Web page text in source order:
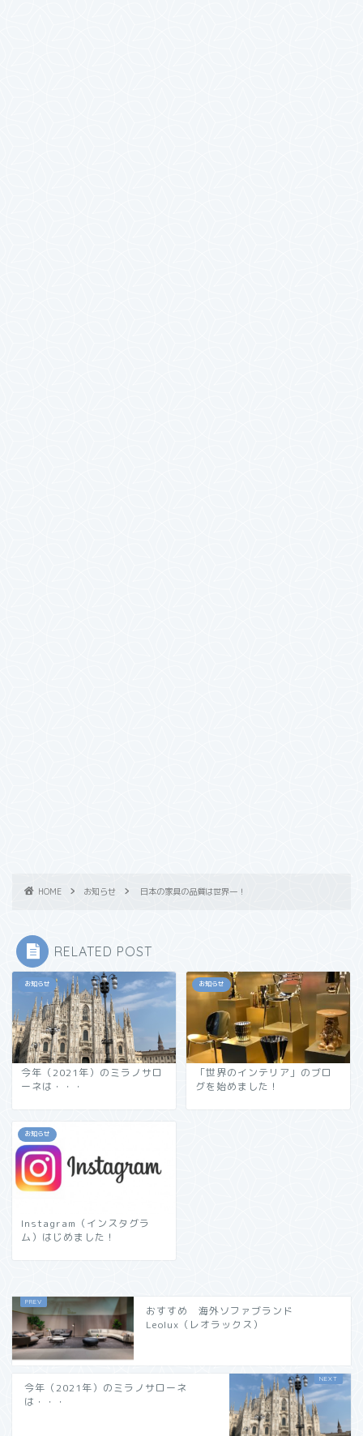
HOME お知らせ 日本の家具の品質は世界一！
RELATED POST
お知らせ
今年（2021年）のミラノサロ
ーネは・・・
お知らせ
「世界のインテリア」のブロ
グを始めました！
お知らせ
Instagram（インスタグラ
ム）はじめました！
おすすめ 海外ソファブランド
Leolux（レオラックス）
今年（2021年）のミラノサローネ
は・・・